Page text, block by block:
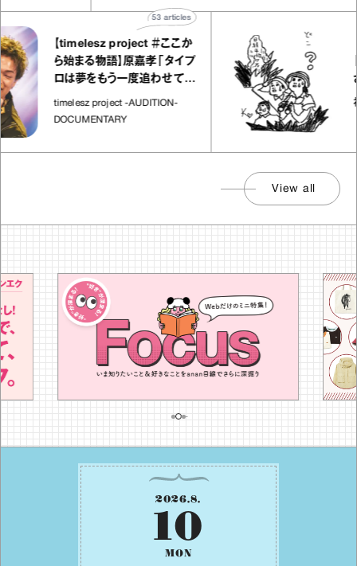
【timelesz project ＃ここか
ら始まる物語】原嘉孝「タイプ
ロは夢をもう一度追わせてく
れた場所」
timelesz project -AUDITION-
DOCUMENTARY
articles
さんが
社会の
View all
2026.8.
10
MON